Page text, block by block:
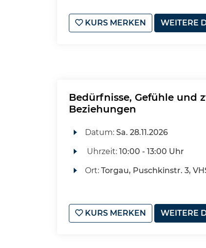
KURS MERKEN WEITERE
Bedürfnisse, Gefühle und
Beziehungen
Datum: Sa. 28.11.2026
Uhrzeit: 10:00 - 13:00 Uhr
Ort: Torgau, Puschkinstr. 3,
KURS MERKEN WEITERE